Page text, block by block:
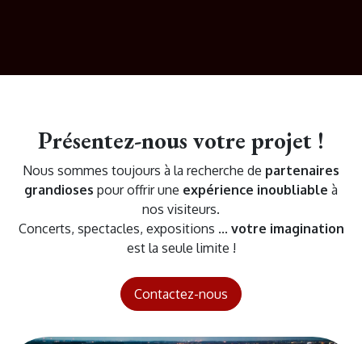
Présentez-nous votre projet !
Nous sommes toujours à la recherche de partenaires
grandioses pour offrir une expérience inoubliable à
nos visiteurs.
Concerts, spectacles, expositions ... votre imagination
est la seule limite !
Contactez-nous